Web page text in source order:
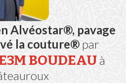
Alvéostar®, pavage
la couture®par
BOUDEAUà